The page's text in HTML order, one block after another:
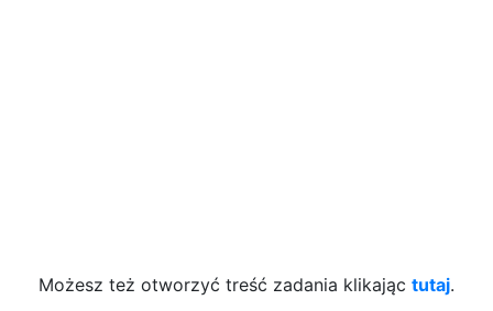
Możesz też otworzyć treść zadania klikając tutaj.